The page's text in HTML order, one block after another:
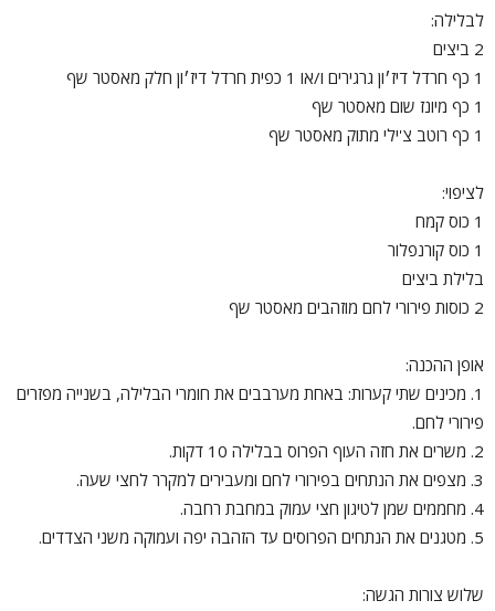
לבלילה:
2 ביצים
1 כף חרדל דיז׳ון גרגירים ו/או 1 כפית חרדל דיז׳ון חלק מאסטר שף
1 כף מיונז שום מאסטר שף
1 כף רוטב צ'ילי מתוק מאסטר שף
לציפוי:
1 כוס קמח
1 כוס קורנפלור
בלילת ביצים
2 כוסות פירורי לחם מוזהבים מאסטר שף
אופן ההכנה:
1. מכינים שתי קערות: באחת מערבבים את חומרי הבלילה, בשנייה מפזרים
פירורי לחם.
2. משרים את חזה העוף הפרוס בבלילה 10 דקות.
3. מצפים את הנתחים בפירורי לחם ומעבירים למקרר לחצי שעה.
4. מחממים שמן לטיגון חצי עמוק במחבת רחבה.
5. מטגנים את הנתחים הפרוסים עד הזהבה יפה ועמוקה משני הצדדים.
שלוש צורות הגשה: